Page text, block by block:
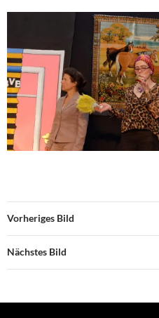
Vorheriges Bild
Nächstes Bild